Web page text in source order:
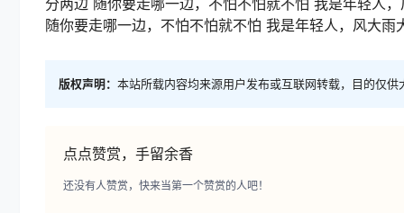
分两边 随你要走哪一边，不怕不怕就不怕 我是年轻人
随你要走哪一边，不怕不怕就不怕 我是年轻人，风大雨
版权声明： 本站所载内容均来源用户发布或互联网转载，目的仅
点点赞赏，手留余香
还没有人赞赏，快来当第一个赞赏的人吧！